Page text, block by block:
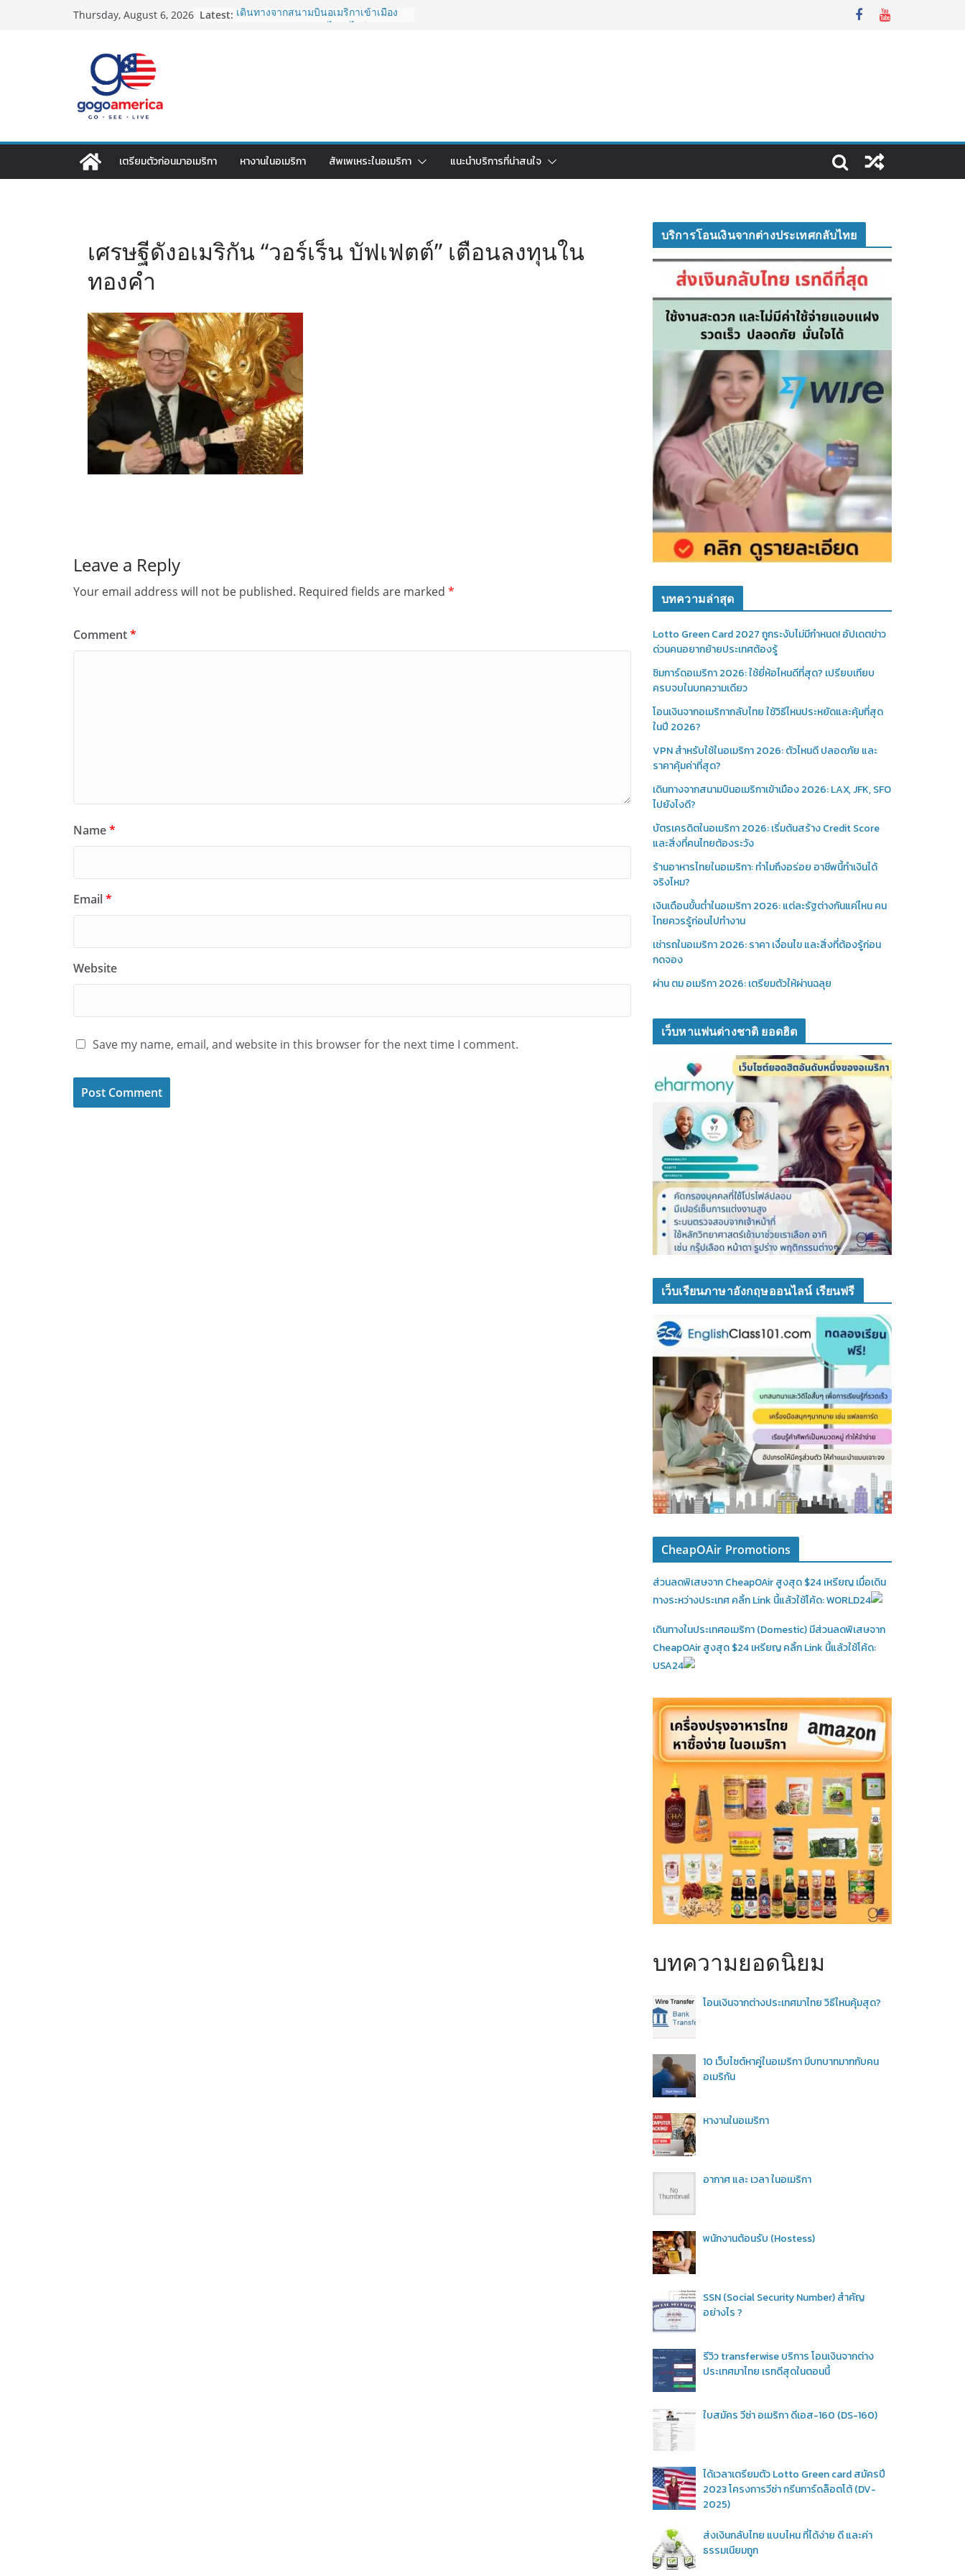
Thursday, August 6, 2026 Latest: เดินทางจากสนามบินอเมริกาเข้าเมือง
ประหยัดและคุ้มที่สุดในปี 2026?
VPN สำหรับใช้ในอเมริกา 2026: ตัว
เตรียมตัวก่อนมาอเมริกา หางานในอเมริกา สัพเพเหระในอเมริกา แนะนำบริการที่น่าสนใจ
เศรษฐีดังอเมริกัน “วอร์เร็น บัฟเฟตต์” เตือนลงทุนใน
ทองคำ
Leave a Reply
Your email address will not be published. Required fields are marked *
Comment*
Name*
Email*
Website
Save my name, email, and website in this browser for the next time I comment.
บริการโอนเงินจากต่างประเทศกลับไทย
บทความล่าสุด
Lotto Green Card 2027 ถูกระงับไม่มีกำหนด! อัปเดตข่าว
ด่วนคนอยากย้ายประเทศต้องรู้
ซิมการ์ดอเมริกา 2026: ใช้ยี่ห้อไหนดีที่สุด? เปรียบเทียบ
ครบจบในบทความเดียว
โอนเงินจากอเมริกากลับไทย ใช้วิธีไหนประหยัดและคุ้มที่สุด
ในปี 2026?
VPN สำหรับใช้ในอเมริกา 2026: ตัวไหนดี ปลอดภัย และ
ราคาคุ้มค่าที่สุด?
เดินทางจากสนามบินอเมริกาเข้าเมือง 2026: LAX, JFK, SFO
ไปยังไงดี?
บัตรเครดิตในอเมริกา 2026: เริ่มต้นสร้าง Credit Score
และสิ่งที่คนไทยต้องระวัง
ร้านอาหารไทยในอเมริกา: ทำไมถึงอร่อย อาชีพนี้ทำเงินได้
จริงไหม?
เงินเดือนขั้นต่ำในอเมริกา 2026: แต่ละรัฐต่างกันแค่ไหน คน
ไทยควรรู้ก่อนไปทำงาน
เช่ารถในอเมริกา 2026: ราคา เงื่อนไข และสิ่งที่ต้องรู้ก่อน
กดจอง
ผ่าน ตม อเมริกา 2026: เตรียมตัวให้ผ่านฉลุย
เว็บหาแฟนต่างชาติ ยอดฮิต
เว็บเรียนภาษาอังกฤษออนไลน์ เรียนฟรี
CheapOAir Promotions
ส่วนลดพิเสษจาก CheapOAir สูงสุด $24 เหรียญ เมื่อเดิน
ทางระหว่างประเทศ คลิ้ก Link นี้แล้วใช้โค้ด: WORLD24
เดินทางในประเทศอเมริกา (Domestic)มีส่วนลดพิเสษจาก
CheapOAir สูงสุด $24 เหรียญ คลิ้ก Link นี้แล้วใช้โค้ด:
USA24
บทความยอดนิยม
โอนเงินจากต่างประเทศมาไทย วิธีไหนคุ้มสุด?
10 เว็บไซต์หาคู่ในอเมริกา มีบทบาทมากกับคน
อเมริกัน
หางานในอเมริกา
อากาศ และ เวลา ในอเมริกา
พนักงานต้อนรับ (Hostess)
SSN (Social Security Number) สำคัญ
อย่างไร ?
รีวิว transferwise บริการ โอนเงินจากต่าง
ประเทศมาไทย เรทดีสุดในตอนนี้
ใบสมัคร วีซ่า อเมริกา ดีเอส-160 (DS-160)
ได้เวลาเตรียมตัว Lotto Green card สมัครปี
2023 โครงการวีซ่า กรีนการ์ดล็อตโต้ (DV-
2025)
ส่งเงินกลับไทย แบบไหน ที่ได้ง่าย ดี และค่า
ธรรมเนียมถูก